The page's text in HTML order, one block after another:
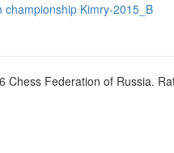
championship Kimry-2015_B
Chess Federation of Russia.